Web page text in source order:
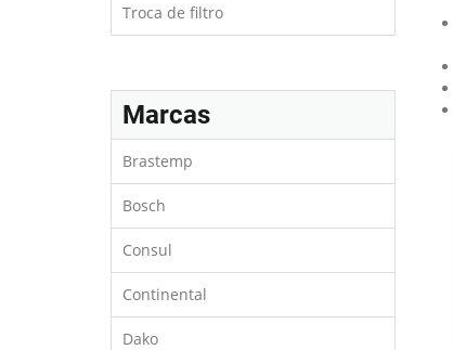
Troca de filtro
Marcas
Brastemp
Bosch
Consul
Continental
Dako